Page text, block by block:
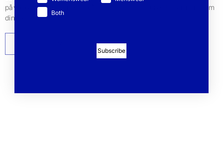
påverkan på miljön. Följ vår guide till hur du bästa tar hand om
dina kläder.
Both
Subscribe